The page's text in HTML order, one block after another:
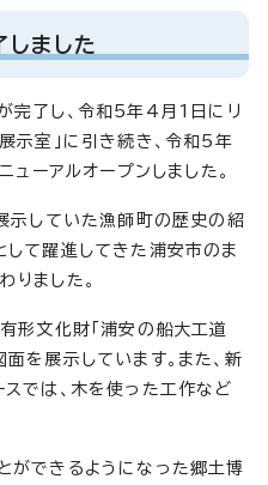
しました
完了し、令和5年4月1日にリ
示室」に引き続き、令和5年
ューアルオープンしました。
示していた漁師町の歴史の紹
して躍進してきた浦安市のま
りました。
形文化財「浦安の船大工道
を展示しています。また、新
スでは、木を使った工作など
ができるようになった郷土博